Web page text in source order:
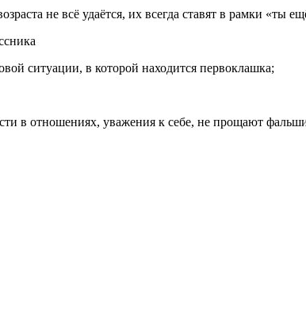
не всё удаётся, их всегда ставят в рамки «ты
ситуации, в которой находится первоклашка;
в отношениях, уважения к себе, не прощают